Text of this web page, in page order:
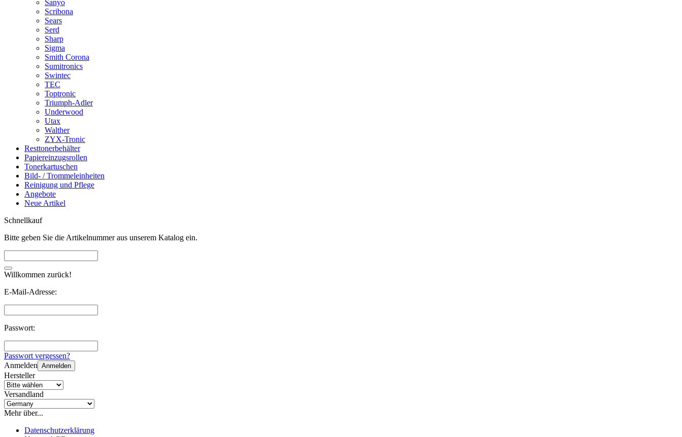
Sanyo
Scribona
Sears
Serd
Sharp
Sigma
Smith Corona
Sumitronics
Swintec
TEC
Toptronic
Triumph-Adler
Underwood
Utax
Walther
ZYX-Tronic
Resttonerbehälter
Papiereinzugsrollen
Tonerkartuschen
Bild- / Trommeleinheiten
Reinigung und Pflege
Angebote
Neue Artikel
Schnellkauf
Bitte geben Sie die Artikelnummer aus unserem Katalog ein.
Willkommen zurück!
E-Mail-Adresse:
Passwort:
Passwort vergessen?
Anmelden Anmelden
Hersteller
Versandland
Mehr über...
Datenschutzerklärung